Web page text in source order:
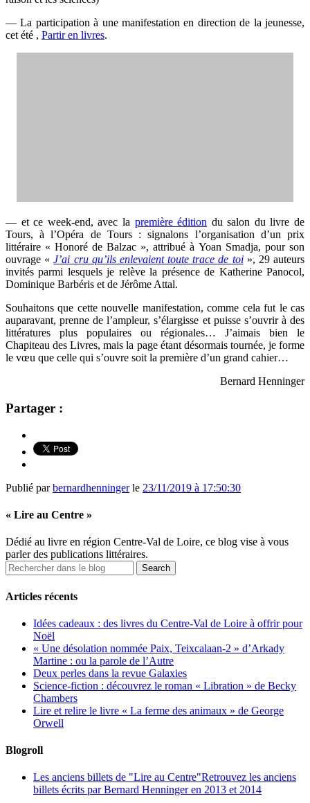
— La participation à une manifestation en direction de la jeunesse,
cet été , Partir en livres.
— et ce week-end, avec la première édition du salon du livre de
Tours, à l’Opéra de Tours : signalons l’organisation d’un prix
littéraire « Honoré de Balzac », attribué à Yoan Smadja, pour son
ouvrage «J’ai cru qu’ils enlevaient toute trace de toi», 29 auteurs
invités parmi lesquels je relève la présence de Katherine Panocol,
Dominique Barbéris et de Jérôme Attal.
Souhaitons que cette nouvelle manifestation, comme cela fut le cas
auparavant, prenne de l’ampleur, s’élargisse et puisse s’ouvrir à des
littératures plus populaires ou régionales… J’aimais bien le
Chapiteau des Livres, mais la page étant désormais tournée, je forme
le vœu que celle qui s’ouvre soit la première d’un grand cahier…
Bernard Henninger
Partager :
Publié parbernardhenningerle 23/11/2019 à 17:50:30
« Lire au Centre »
Dédié au livre en région Centre-Val de Loire, ce blog vise à vous
parler des publications littéraires.
Articles récents
Idées cadeaux : des livres du Centre-Val de Loire à offrir pour
Noël
« Une désolation nommée Paix, Teixcalaan-2 » d’Arkady
Martine : ou la parole de l’Autre
Deux perles dans la revue Galaxies
Science-fiction : découvrez le roman « Libration » de Becky
Chambers
Lire et relire le livre « La ferme des animaux » de George
Orwell
Blogroll
Les anciens billets de "Lire au Centre"Retrouvez les anciens
billets écrits par Bernard Henninger en 2013 et 2014